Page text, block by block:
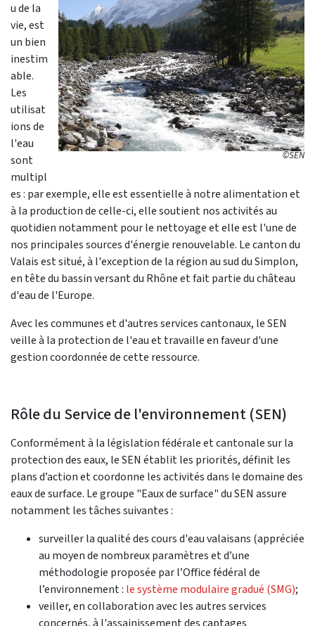
©SEN
u de la
vie, est
un bien
inestim
able.
Les
utilisat
ions de
l'eau
sont
multipl
es : par exemple, elle est essentielle à notre alimentation et
à la production de celle-ci, elle soutient nos activités au
quotidien notamment pour le nettoyage et elle est l'une de
nos principales sources d'énergie renouvelable. Le canton du
Valais est situé, à l'exception de la région au sud du Simplon,
en tête du bassin versant du Rhône et fait partie du château
d'eau de l'Europe.
Avec les communes et d'autres services cantonaux, le SEN
veille à la protection de l'eau et travaille en faveur d'une
gestion coordonnée de cette ressource.
Rôle du Service de l'environnement (SEN)
Conformément à la législation fédérale et cantonale sur la
protection des eaux, le SEN établit les priorités, définit les
plans d’action et coordonne les activités dans le domaine des
eaux de surface. Le groupe "Eaux de surface" du SEN assure
notamment les tâches suivantes :
surveiller la qualité des cours d'eau valaisans (appréciée
au moyen de nombreux paramètres et d’une
méthodologie proposée par l’Office fédéral de
l’environnement : le système modulaire gradué (SMG);
veiller, en collaboration avec les autres services
concernés, à l'assainissement des captages